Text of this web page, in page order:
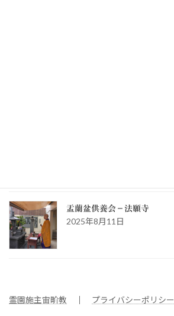
盂蘭盆供養会－法願寺
2025年8月11日
霊園施主宙畍教 プライバシーポリシー